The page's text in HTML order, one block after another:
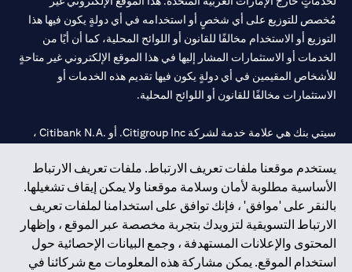
يستخدم موقعنا ملفات تعريف الارتباط. ملفات تعريف الارتباط
الأساسية مطلوبة لأمان وسلامة موقعنا ولا يمكن إيقاف تشغيلها.
بالنقر على 'موافق' ، فإنك توافق على استخدامنا لملفات تعريف
الارتباط التسويقية لتزويدك بتجربة مخصصة عبر الموقع ، وإظهار
المحتوى والإعلانات المستهدفة ، وجمع البيانات الإحصائية حول
استخدام الموقع. يمكن مشاركة هذه المعلومات مع شركائنا في
مُخصص للتوزيع على أي شخصٍ أو استخدامه في أي دولةٍ يكون فيها هذا
التوزيع أو الاستخدام مخالفًا للقانون أو اللوائح المحلية، كما أن أيًا من
الخدمات أو الاستثمارات المشار إليها في هذا الموقع الإلكتروني غير متاحةٍ
للأشخاص المقيمين في أي دولةٍ يكون فيها تقديم هذه الخدمات أو
الاستثمارات مخالفًا للقانون أو اللوائح المحلية.
سيتي بنك هي علامة خدمة لشركة Citigroup Inc. أو .Citibank N.A ،
سيتي بنك إن. إيه. الإمارات مسجل لدى مصرف الإمارات المركزي تحت
أرقام التراخيص 202563 لفرع الوصل في دبي، 531989 لفرع مول
الإمارات في دبي، وCN-1002019لفرع أبوظبي. هاتف: 4000 311 04.
فرع سيتي بنك إن إيه - الإمارات العربية المتحدة مرخص من مصرف
الإمارات العربية المتحدة المركزي كفرع لبنك أجنبي.